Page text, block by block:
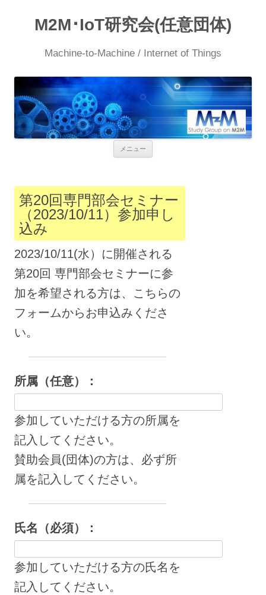
M2M･IoT研究会(任意団体)
Machine-to-Machine / Internet of Things
メニュー
へ
ス
キ
ッ
第20回専門部会セミナー
（2023/10/11）参加申し
込み
2023/10/11(水）に開催される
第20回 専門部会セミナーに参
加を希望される方は、こちらの
フォームからお申込みくださ
い。
所属（任意）：
参加していただける方の所属を
記入してください。
賛助会員(団体)の方は、必ず所
属を記入してください。
氏名（必須）：
参加していただける方の氏名を
記入してください。